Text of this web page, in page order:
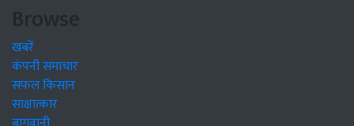
Browse
खबरें
कंपनी समाचार
सफल किसान
साक्षात्कार